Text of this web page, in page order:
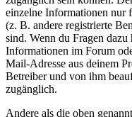
einzelne Informationen nur
(z. B. andere registrierte
sind. Wenn du Fragen dazu
Informationen im Forum
Mail-Adresse aus deinem
Betreiber und von ihm
zugänglich.
Andere als die oben